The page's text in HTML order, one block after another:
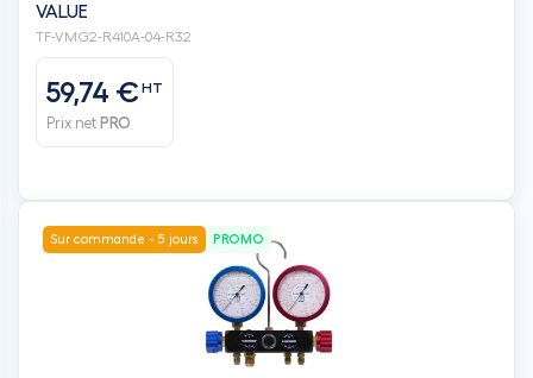
VALUE
TF-VMG2-R410A-04-R32
59,74 €HT
Prix net PRO
Sur commande - 5 jours PROMO